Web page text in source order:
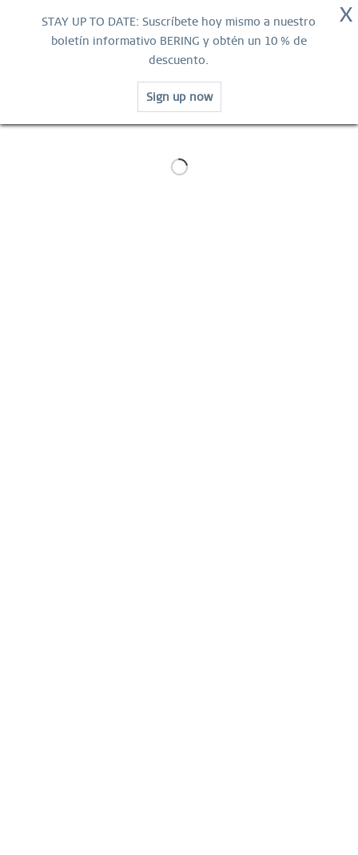
X
STAY UP TO DATE: Suscríbete hoy mismo a nuestro
boletín informativo BERING y obtén un 10 % de
descuento.
Sign up now
Contacta
ENVÍO GRATUITO